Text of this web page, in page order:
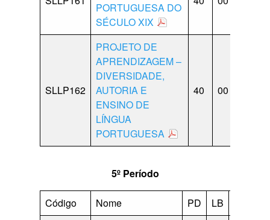
PORTUGUESA DO
SÉCULO XIX
SLLP162
PROJETO DE
APRENDIZAGEM –
DIVERSIDADE,
AUTORIA E
ENSINO DE
LÍNGUA
PORTUGUESA
40 00
5º Período
Código Nome PD LB